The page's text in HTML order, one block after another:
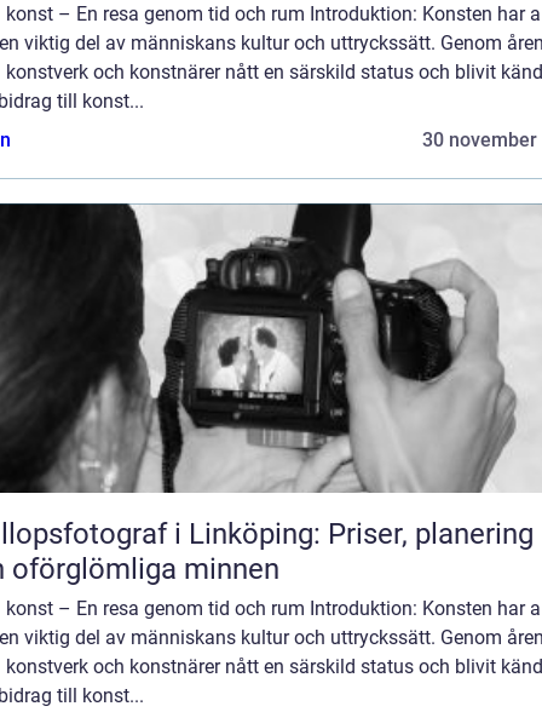
konst – En resa genom tid och rum Introduktion: Konsten har
viktig del av människans kultur och uttryckssätt. Genom
konstverk och konstnärer nått en särskild status och blivit
till konst...
30 november
i Linköping: Priser, planering
oförglömliga minnen
konst – En resa genom tid och rum Introduktion: Konsten har
viktig del av människans kultur och uttryckssätt. Genom
konstverk och konstnärer nått en särskild status och blivit
till konst...